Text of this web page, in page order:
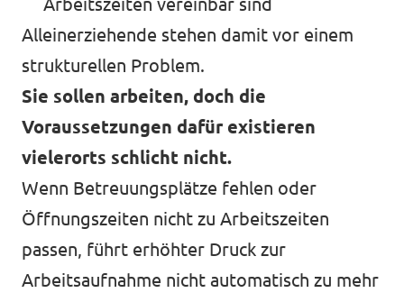
Alleinerziehende stehen damit vor einem
strukturellen Problem.
Sie sollen arbeiten, doch die
Voraussetzungen dafür existieren
vielerorts schlicht nicht.
Wenn Betreuungsplätze fehlen oder
Öffnungszeiten nicht zu Arbeitszeiten
passen, führt erhöhter Druck zur
Arbeitsaufnahme nicht automatisch zu mehr